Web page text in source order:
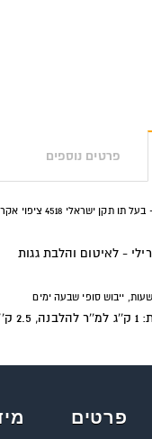
פרטים נוספים
בעל תו תקן ישראלי 4518 ציפוי אקרילי גמיש לאיטום והלבנת גגות
- לאיטום והלבת גגות
פרטים